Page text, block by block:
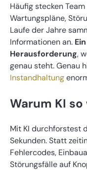
Häufig stecken
Wartungspläne,
Laufe der Jahre
Informationen an.
Herausforderung,
genau steht. Genau
Instandhaltung
Warum KI
Mit KI durchforstest
Sekunden. Statt
Fehlercodes,
Störungsfälle auf